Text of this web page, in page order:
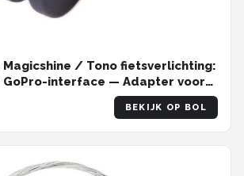
Magicshine / Tono fietsverlichting:
GoPro-interface — Adapter voor
voorlicht onder de houder
BEKIJK OP BOL